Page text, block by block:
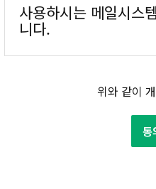
사용하시는 메일시스
니다.
위와 같이
동